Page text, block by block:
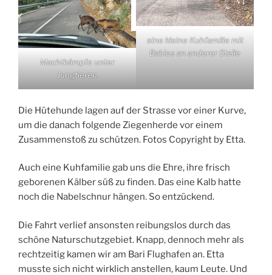
Machtkämpfe unter
Jungtieren
eine kleine Kuhfamilie mit
Babies an anderer Stelle
Die Hütehunde lagen auf der Strasse vor einer Kurve,
um die danach folgende Ziegenherde vor einem
Zusammenstoß zu schützen. Fotos Copyright by Etta.
Auch eine Kuhfamilie gab uns die Ehre, ihre frisch
geborenen Kälber süß zu finden. Das eine Kalb hatte
noch die Nabelschnur hängen. So entzückend.
Die Fahrt verlief ansonsten reibungslos durch das
schöne Naturschutzgebiet. Knapp, dennoch mehr als
rechtzeitig kamen wir am Bari Flughafen an. Etta
musste sich nicht wirklich anstellen, kaum Leute. Und